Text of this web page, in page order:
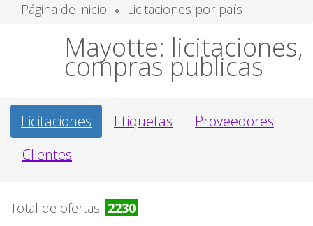
Página de inicio
Licitaciones por país
Mayotte: licitaciones,
compras publicas
Licitaciones Etiquetas
Proveedores
Clientes
Total de ofertas: 2230